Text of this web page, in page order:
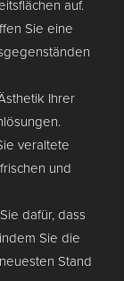
auf.
Sie eine
Ihrer
veraltete
und
dafür, dass
Sie die
Stand